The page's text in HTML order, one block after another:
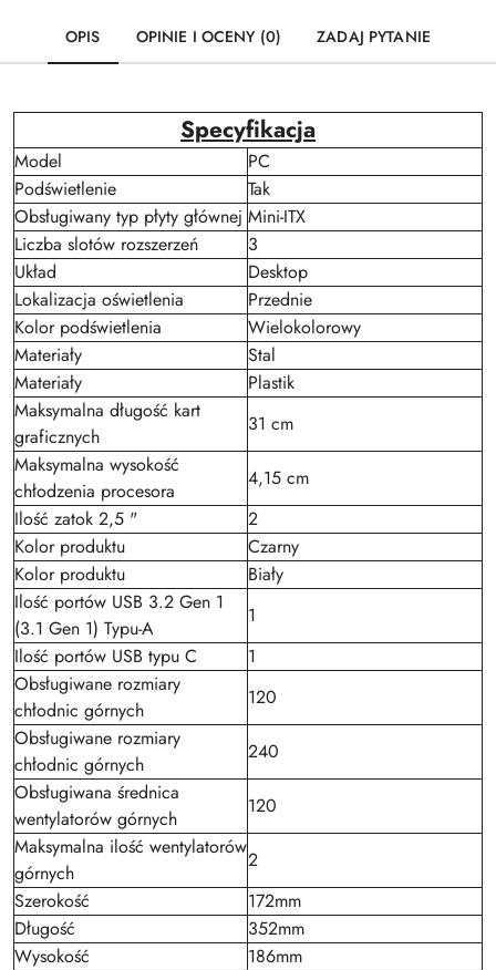
OPIS OPINIE I OCENY (0) ZADAJ PYTANIE
Specyfikacja
Model
PC
Podświetlenie
Tak
Obsługiwany typ płyty głównej Mini-ITX
Liczba slotów rozszerzeń
3
Układ
Desktop
Lokalizacja oświetlenia
Przednie
Kolor podświetlenia
Wielokolorowy
Materiały
Stal
Materiały
Plastik
Maksymalna długość kart
graficznych
31 cm
Maksymalna wysokość
chłodzenia procesora
4,15 cm
Ilość zatok 2,5 "
2
Kolor produktu
Czarny
Kolor produktu
Biały
Ilość portów USB 3.2 Gen 1
(3.1 Gen 1) Typu-A
1
Ilość portów USB typu C
1
Obsługiwane rozmiary
chłodnic górnych
120
Obsługiwane rozmiary
chłodnic górnych
240
Obsługiwana średnica
wentylatorów górnych
120
Maksymalna ilość wentylatorów
górnych
2
Szerokość
172mm
Długość
352mm
Wysokość
186mm